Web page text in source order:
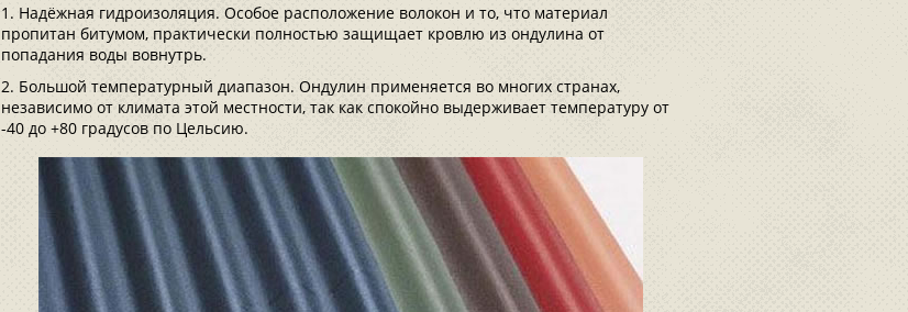
Надёжная гидроизоляция. Особое расположение волокон и то, что материал
пропитан битумом, практически полностью защищает кровлю из ондулина от
попадания воды вовнутрь.
Большой температурный диапазон. Ондулин применяется во многих странах,
независимо от климата этой местности, так как спокойно выдерживает температуру от
-40 до +80 градусов по Цельсию.